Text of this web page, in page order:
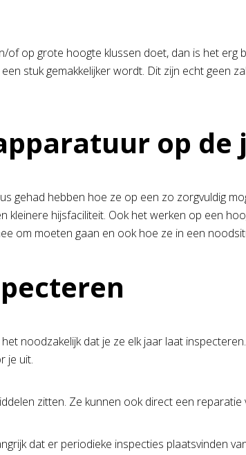
op grote hoogte klussen doet, dan is het erg
stuk gemakkelijker wordt. Dit zijn echt geen
op de
gehad hebben hoe ze op een zo zorgvuldig
hijsfaciliteit. Ook het werken op een
om moeten gaan en ook hoe ze in een
noodzakelijk dat je ze elk jaar laat
je uit.
zitten. Ze kunnen ook direct een
dat er periodieke inspecties plaatsvinden